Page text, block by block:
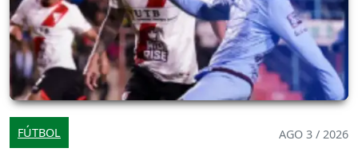
FÚTBOL AGO 3 / 2026